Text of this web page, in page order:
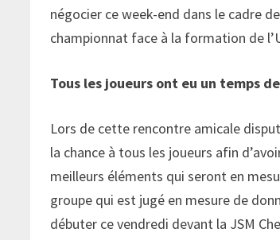
négocier ce week-end dans le cadre
championnat face à la formation de
Tous les joueurs ont eu un temps
Lors de cette rencontre amicale
la chance à tous les joueurs afin
meilleurs éléments qui seront en
groupe qui est jugé en mesure de
débuter ce vendredi devant la JSM